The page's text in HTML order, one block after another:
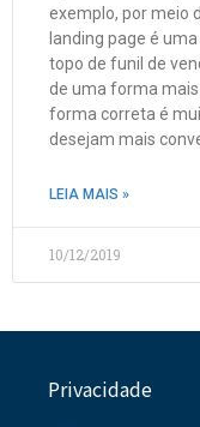
exemplo, por meio
landing page é
topo de funil de
de uma forma
forma correta é
desejam mais
LEIA MAIS »
10/12/2019
Privacidade